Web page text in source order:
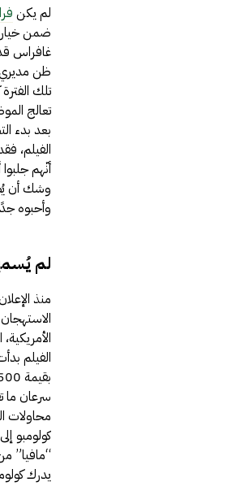
لم يكن
غافراس
ظن مديري
تلك
تعالج
بعد بدء
الفيلم،
أنّهم
وشك أن
وأحبوه
لم
الفيلم
بقيمة 500 ألف دولار لوقف الإنتاج.
سرعان ما
محاولات
كولومبو
“مافيا”
يدرك